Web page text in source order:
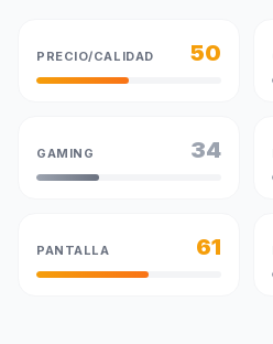
PRECIO/CALIDAD 50
GAMING 34
PANTALLA 61